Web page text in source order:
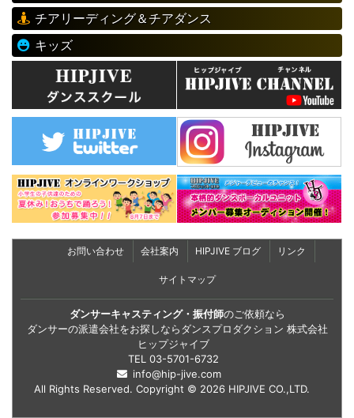
チアリーディング＆チアダンス
キッズ
お問い合わせ 会社案内 HIPJIVE ブログ リンク
サイトマップ
ダンサーキャスティング・振付師のご依頼なら
ダンサーの派遣会社をお探しならダンスプロダクション 株式会社
ヒップジャイブ
TEL 03-5701-6732
info@hip-jive.com
All Rights Reserved. Copyright © 2026 HIPJIVE CO.,LTD.